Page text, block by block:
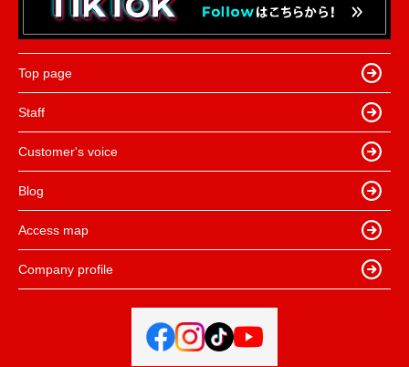
Top page
Staff
Customer's voice
Blog
Access map
Company profile